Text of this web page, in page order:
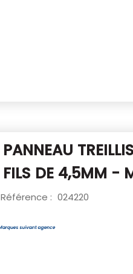
PANNEAU
FILS DE 4,5MM -
Référence : 024220